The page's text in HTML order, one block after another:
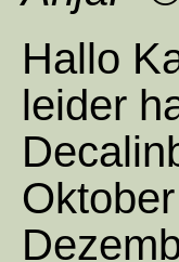
Hallo
leider